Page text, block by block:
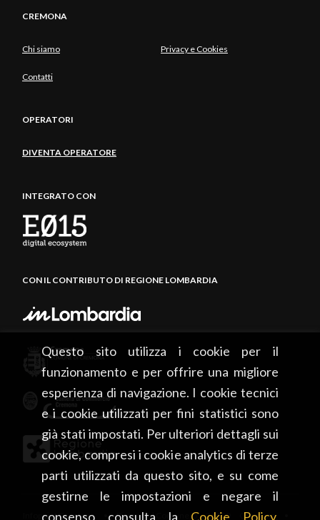
Questo sito utilizza i cookie per il
funzionamento e per offrire una migliore
esperienza di navigazione. I cookie tecnici
e i cookie utilizzati per fini statistici sono
già stati impostati. Per ulteriori dettagli sui
cookie, compresi i cookie analytics di terze
parti utilizzati da questo sito, e su come
gestirne le impostazioni e negare il
consenso consulta la Cookie Policy.
CREMONA
Chi siamo Privacy e Cookies
Contatti
OPERATORI
DIVENTA OPERATORE
INTEGRATO CON
CON IL CONTRIBUTO DI REGIONE LOMBARDIA
Infopoint Cremona • Piazza del Comune, 5 – 26100 Cremona •